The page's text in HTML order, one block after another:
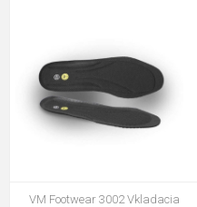
VM Footwear 3002 Vkladacia